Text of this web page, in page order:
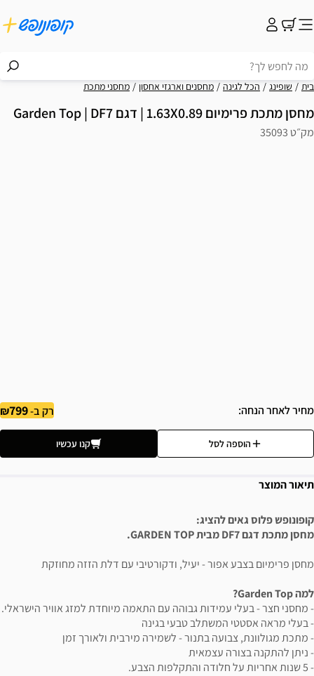
בית שופינג הכל לגינה מחסנים וארגזי אחסון מחסני מתכת
מחסן מתכת פרימיום 1.63X0.89 | דגם Garden Top | DF7
מק״ט 35093
מחיר לאחר הנחה רק ב-799
הוספה לסל קנו עכשיו
תיאור המוצר
קופונופש פלוס גאים להציג:
מחסן מתכת דגם DF7 מבית GARDEN TOP.
מחסן פרימיום בצבע אפור - יעיל, ודקורטיבי עם דלת הזזה מחוזקת
למה Garden Top?
- מחסני חצר - בעלי עמידות גבוהה עם התאמה מיוחדת למזג אוויר הישראלי.
- בעלי מראה אסטטי המשתלב טבעי בגינה
- מתכת מגולוונת, צבועה בתנור - לשמירה מירבית ולאורך זמן
- ניתן להתקנה בצורה עצמאית
- 5 שנות אחריות על חלודה והתקלפות הצבע.